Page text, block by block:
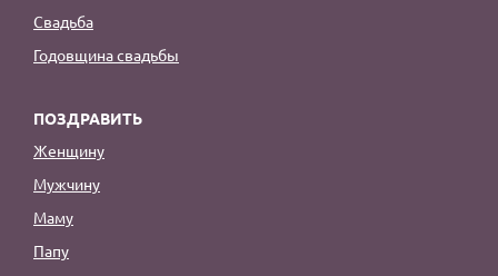
Свадьба
Годовщина свадьбы
ПОЗДРАВИТЬ
Женщину
Мужчину
Маму
Папу